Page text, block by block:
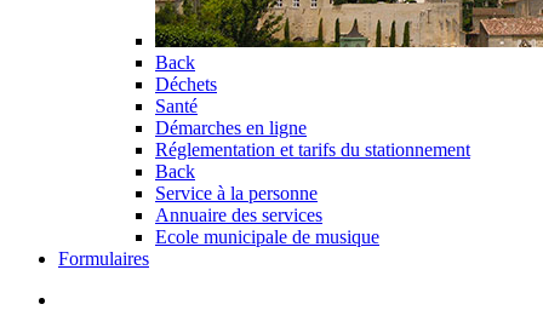
Back
Déchets
Santé
Démarches en ligne
Réglementation et tarifs du stationnement
Back
Service à la personne
Annuaire des services
Ecole municipale de musique
Formulaires